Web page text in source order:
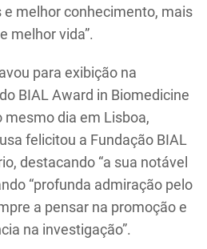
melhor conhecimento, mais
melhor vida”.
para exibição na
BIAL Award in Biomedicine
mesmo dia em Lisboa,
felicitou a Fundação BIAL
destacando “a sua notável
“profunda admiração pelo
a pensar na promoção e
na investigação”.